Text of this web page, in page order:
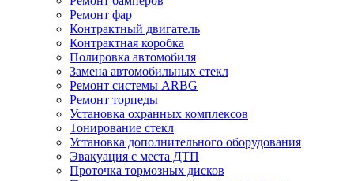
Ремонт фар
Контрактный двигатель
Контрактная коробка
Полировка автомобиля
Замена автомобильных стекл
Ремонт системы ARBG
Ремонт торпеды
Установка охранных комплексов
Тонирование стекл
Установка дополнительного оборудования
Эвакуация с места ДТП
Проточка тормозных дисков